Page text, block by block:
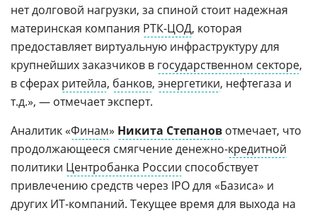
нет долговой нагрузки, за спиной стоит надежная
материнская компания РТК-ЦОД, которая
предоставляет виртуальную инфраструктуру для
крупнейших заказчиков в государственном секторе,
в сферах ритейла, банков, энергетики, нефтегаза и
т.д.», — отмечает эксперт.
Аналитик «Финам» Никита Степанов отмечает, что
продолжающееся смягчение денежно-кредитной
политики Центробанка России способствует
привлечению средств через IPO для «Базиса» и
других ИТ-компаний. Текущее время для выхода на